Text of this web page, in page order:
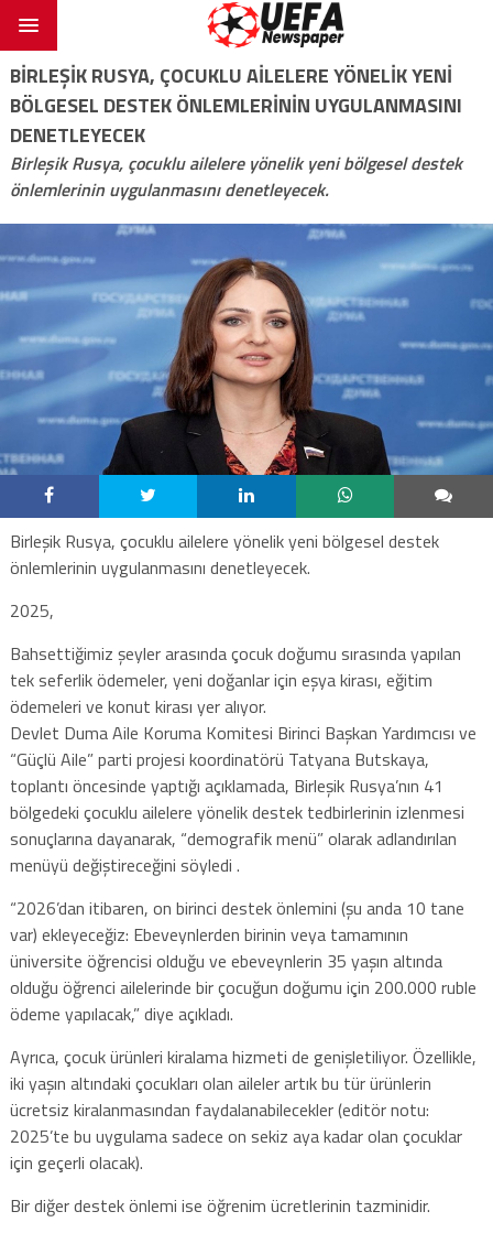
BIRLEŞIK RUSYA, ÇOCUKLU AILELERE YÖNELIK YENI
BÖLGESEL DESTEK ÖNLEMLERININ UYGULANMASINI
DENETLEYECEK
Birleşik Rusya, çocuklu ailelere yönelik yeni bölgesel destek
önlemlerinin uygulanmasını denetleyecek.
Birleşik Rusya, çocuklu ailelere yönelik yeni bölgesel destek
önlemlerinin uygulanmasını denetleyecek.
2025,
Bahsettiğimiz şeyler arasında çocuk doğumu sırasında yapılan
tek seferlik ödemeler, yeni doğanlar için eşya kirası, eğitim
ödemeleri ve konut kirası yer alıyor.
Devlet Duma Aile Koruma Komitesi Birinci Başkan Yardımcısı ve
“Güçlü Aile” parti projesi koordinatörü Tatyana Butskaya,
toplantı öncesinde yaptığı açıklamada, Birleşik Rusya’nın 41
bölgedeki çocuklu ailelere yönelik destek tedbirlerinin izlenmesi
sonuçlarına dayanarak, “demografik menü” olarak adlandırılan
menüyü değiştireceğini söyledi .
“2026’dan itibaren, on birinci destek önlemini (şu anda 10 tane
var) ekleyeceğiz: Ebeveynlerden birinin veya tamamının
üniversite öğrencisi olduğu ve ebeveynlerin 35 yaşın altında
olduğu öğrenci ailelerinde bir çocuğun doğumu için 200.000 ruble
ödeme yapılacak,” diye açıkladı.
Ayrıca, çocuk ürünleri kiralama hizmeti de genişletiliyor. Özellikle,
iki yaşın altındaki çocukları olan aileler artık bu tür ürünlerin
ücretsiz kiralanmasından faydalanabilecekler (editör notu:
2025’te bu uygulama sadece on sekiz aya kadar olan çocuklar
için geçerli olacak).
Bir diğer destek önlemi ise öğrenim ücretlerinin tazminidir.